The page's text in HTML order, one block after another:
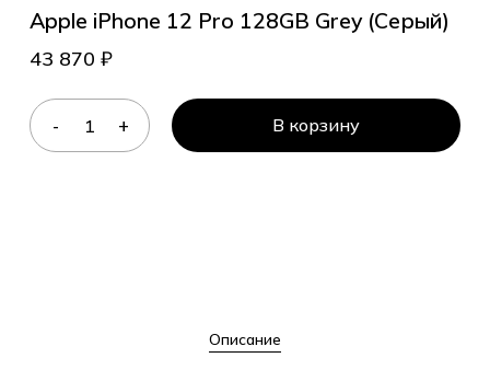
Apple iPhone 12 Pro 128GB Grey (Серый)
43 870 ₽
В корзину
Описание